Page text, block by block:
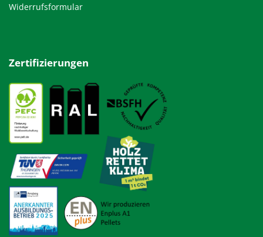
Widerrufsformular
Zertifizierungen